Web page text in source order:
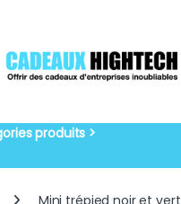
Mini trépied noir et vert